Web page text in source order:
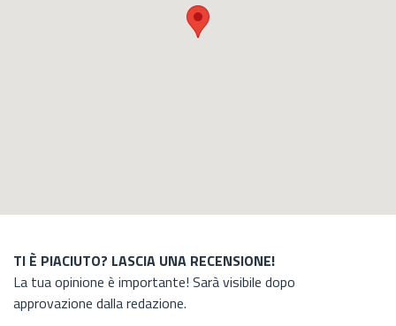
TI È PIACIUTO? LASCIA UNA RECENSIONE!
La tua opinione è importante! Sarà visibile dopo
approvazione dalla redazione.